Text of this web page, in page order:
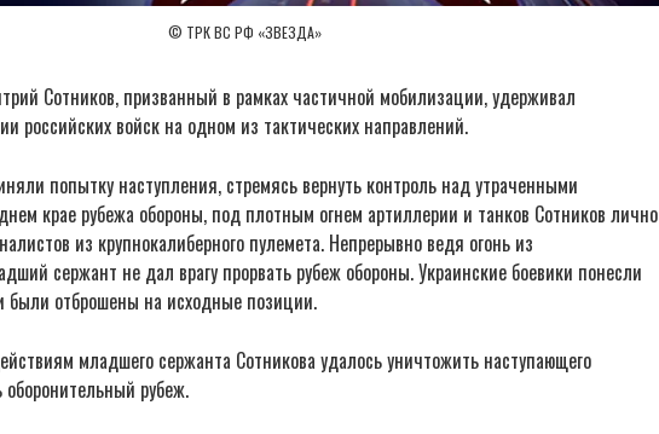
© ТРК ВС РФ «ЗВЕЗДА»
Сотников, призванный в рамках частичной мобилизации, удерживал
российских войск на одном из тактических направлений.
попытку наступления, стремясь вернуть контроль над утраченными
крае рубежа обороны, под плотным огнем артиллерии и танков Сотников лично
из крупнокалиберного пулемета. Непрерывно ведя огонь из
сержант не дал врагу прорвать рубеж обороны. Украинские боевики понесли
были отброшены на исходные позиции.
младшего сержанта Сотникова удалось уничтожить наступающего
рубеж.